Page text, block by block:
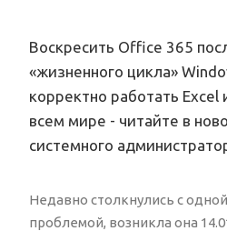
Воскресить Office 365
«жизненного цикла»
корректно работать Excel
всем мире - читайте в
системного
Недавно столкнулись с
проблемой, возникла она